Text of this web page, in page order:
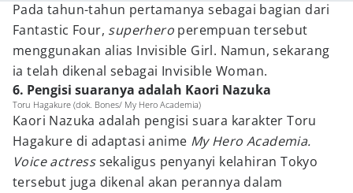
Pada tahun-tahun pertamanya sebagai bagian dari
Fantastic Four, superhero perempuan tersebut
menggunakan alias Invisible Girl. Namun, sekarang
ia telah dikenal sebagai Invisible Woman.
6. Pengisi suaranya adalah Kaori Nazuka
Toru Hagakure (dok. Bones/ My Hero Academia)
Kaori Nazuka adalah pengisi suara karakter Toru
Hagakure di adaptasi anime My Hero Academia.
Voice actresssekaligus penyanyi kelahiran Tokyo
tersebut juga dikenal akan perannya dalam